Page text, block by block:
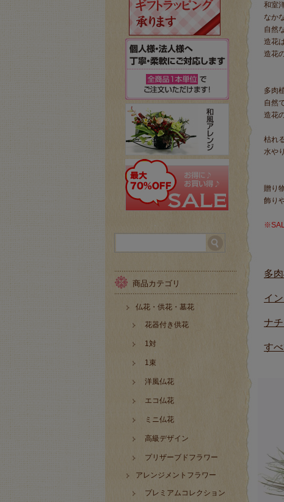
和室
なか
自然
造花
造花
多肉
自然
造花
枯れ
水や
贈り
飾り
多
イ
ナ
す
商品カテゴリ
仏花・供花・墓花
花器付き供花
1対
1束
洋風仏花
エコ仏花
ミニ仏花
高級デザイン
プリザーブドフラワー
アレンジメントフラワー
プレミアムコレクション